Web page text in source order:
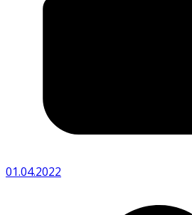
01.04.2022